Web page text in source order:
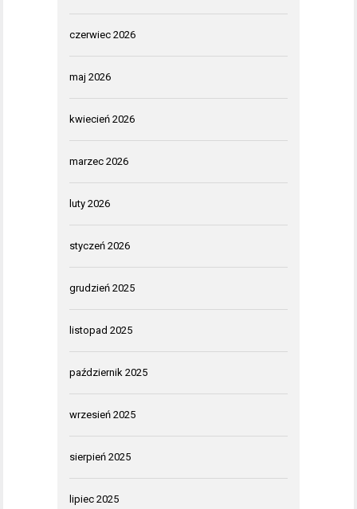
czerwiec 2026
maj 2026
kwiecień 2026
marzec 2026
luty 2026
styczeń 2026
grudzień 2025
listopad 2025
październik 2025
wrzesień 2025
sierpień 2025
lipiec 2025